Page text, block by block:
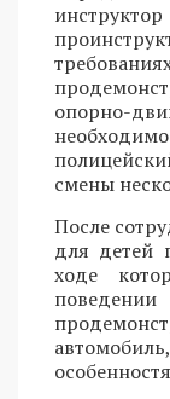
опорно-
смены
После
для детей
ходе